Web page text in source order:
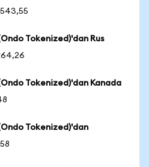
Tokenized)'dan Rus
Tokenized)'dan Kanada
Tokenized)'dan